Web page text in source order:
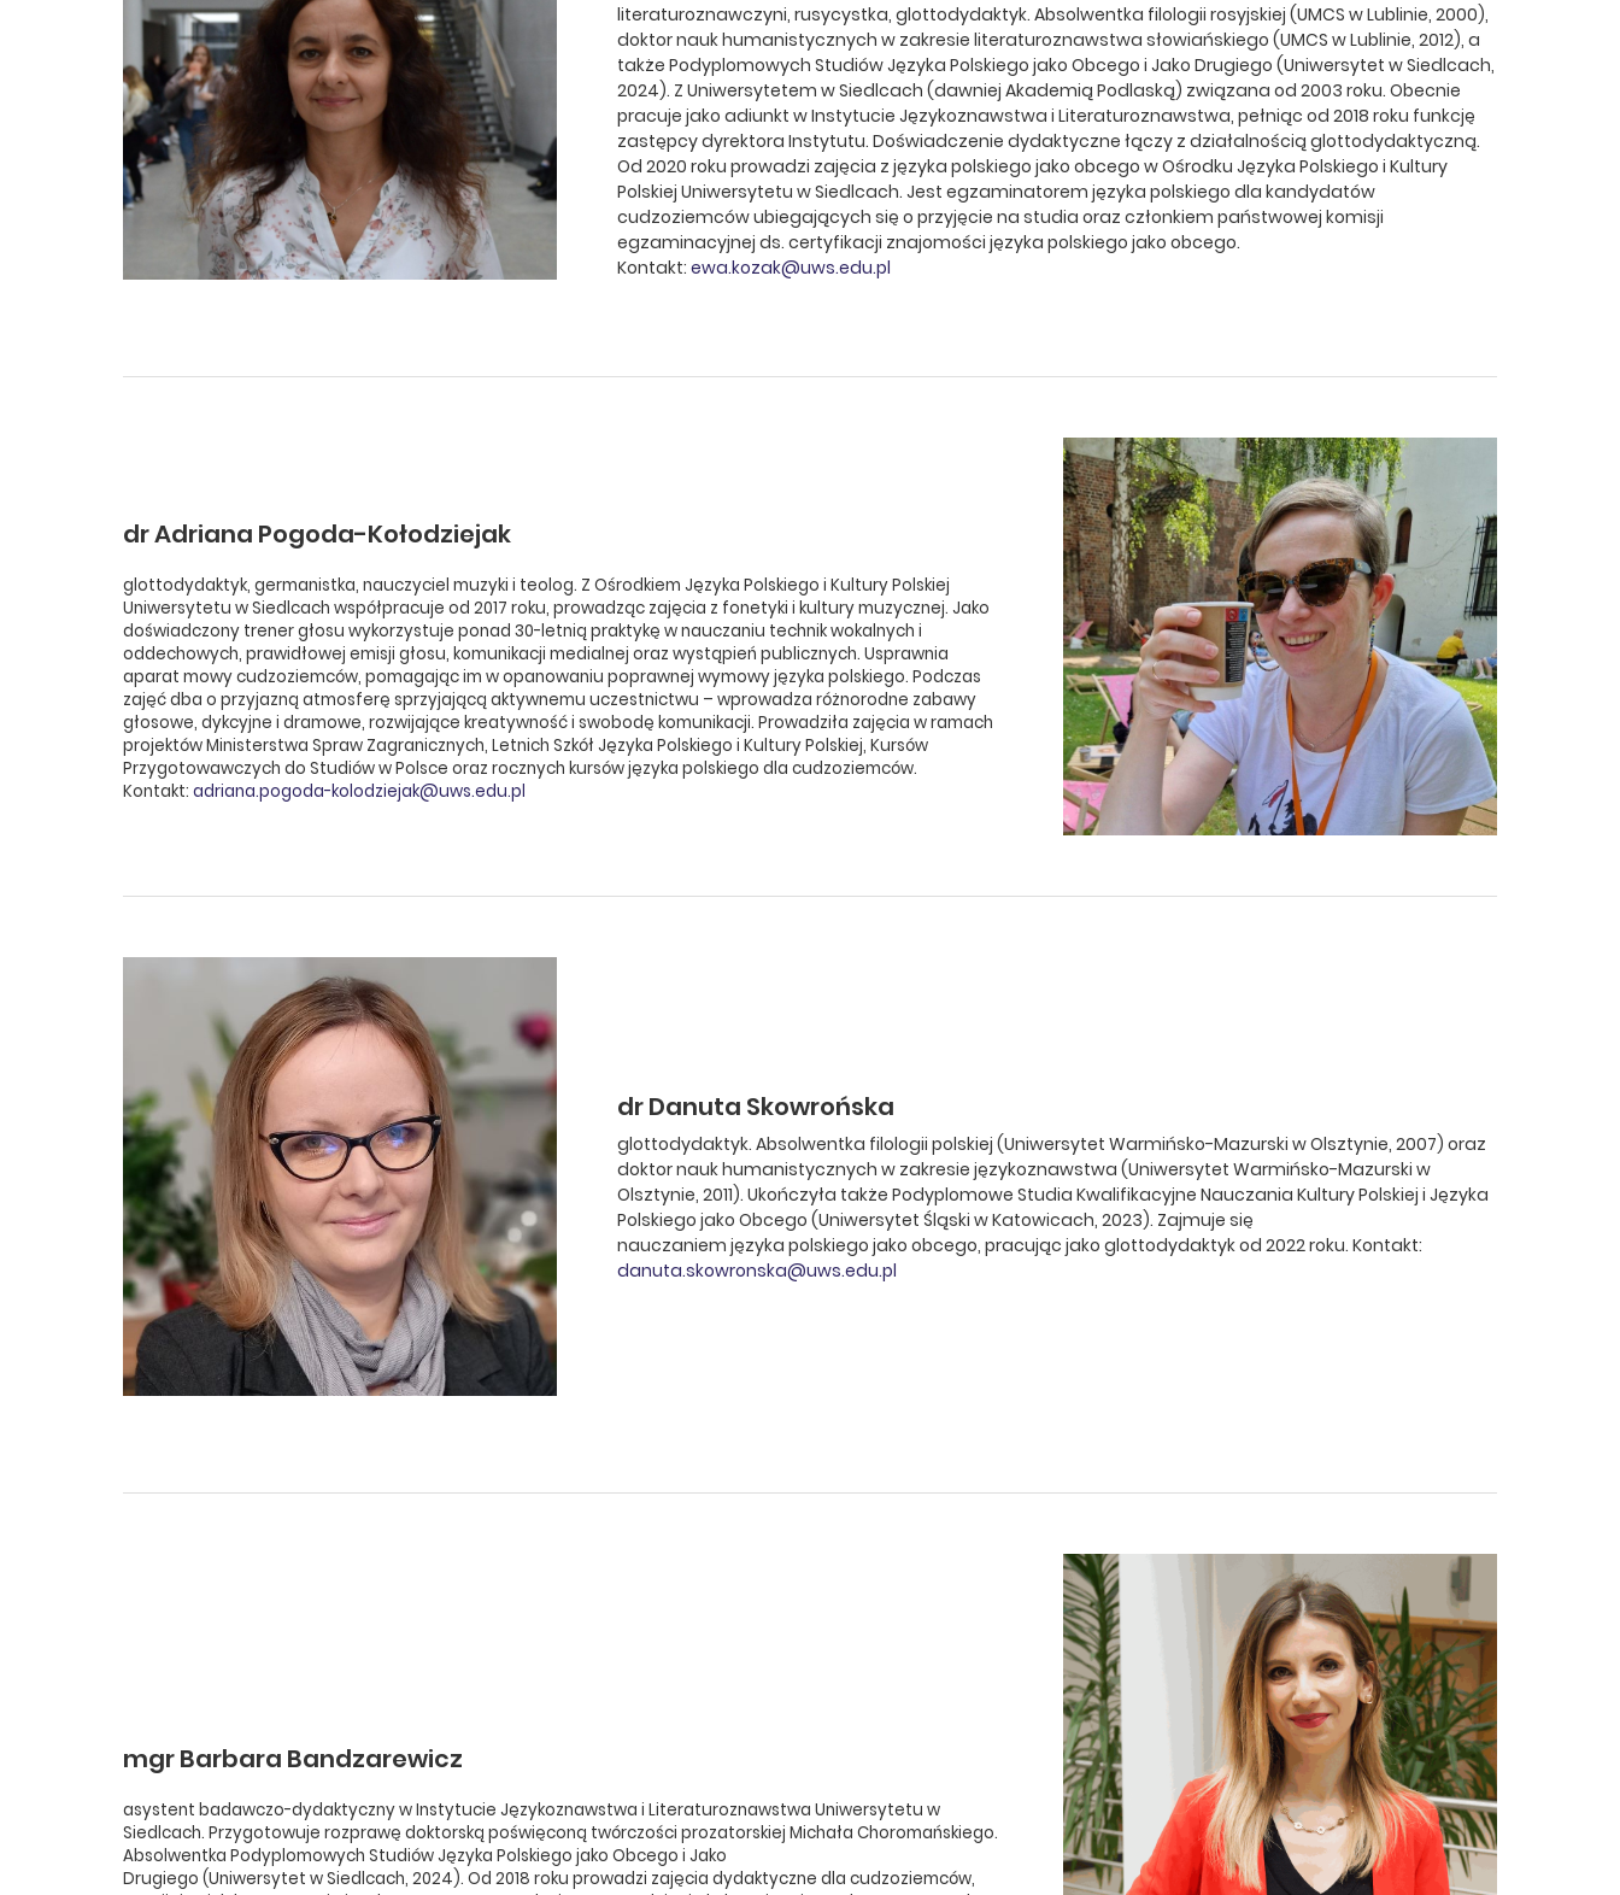
literaturoznawczyni, rusycystka, glottodydaktyk. Absolwentka filologii rosyjskiej (UMCS w Lublinie, 2000),
doktor nauk humanistycznych w zakresie literaturoznawstwa słowiańskiego (UMCS w Lublinie, 2012), a
także Podyplomowych Studiów Języka Polskiego jako Obcego i Jako Drugiego (Uniwersytet w Siedlcach,
2024). Z Uniwersytetem w Siedlcach (dawniej Akademią Podlaską) związana od 2003 roku. Obecnie
pracuje jako adiunkt w Instytucie Językoznawstwa i Literaturoznawstwa, pełniąc od 2018 roku funkcję
zastępcy dyrektora Instytutu. Doświadczenie dydaktyczne łączy z działalnością glottodydaktyczną.
Od 2020 roku prowadzi zajęcia z języka polskiego jako obcego w Ośrodku Języka Polskiego i Kultury
Polskiej Uniwersytetu w Siedlcach. Jest egzaminatorem języka polskiego dla kandydatów
cudzoziemców ubiegających się o przyjęcie na studia oraz członkiem państwowej komisji
egzaminacyjnej ds. certyfikacji znajomości języka polskiego jako obcego.
Kontakt: ewa.kozak@uws.edu.pl
dr Adriana Pogoda-Kołodziejak
glottodydaktyk, germanistka, nauczyciel muzyki i teolog. Z Ośrodkiem Języka Polskiego i Kultury Polskiej
Uniwersytetu w Siedlcach współpracuje od 2017 roku, prowadząc zajęcia z fonetyki i kultury muzycznej. Jako
doświadczony trener głosu wykorzystuje ponad 30-letnią praktykę w nauczaniu technik wokalnych i
oddechowych, prawidłowej emisji głosu, komunikacji medialnej oraz wystąpień publicznych. Usprawnia
aparat mowy cudzoziemców, pomagając im w opanowaniu poprawnej wymowy języka polskiego. Podczas
zajęć dba o przyjazną atmosferę sprzyjającą aktywnemu uczestnictwu – wprowadza różnorodne zabawy
głosowe, dykcyjne i dramowe, rozwijające kreatywność i swobodę komunikacji. Prowadziła zajęcia w ramach
projektów Ministerstwa Spraw Zagranicznych, Letnich Szkół Języka Polskiego i Kultury Polskiej, Kursów
Przygotowawczych do Studiów w Polsce oraz rocznych kursów języka polskiego dla cudzoziemców.
Kontakt: adriana.pogoda-kolodziejak@uws.edu.pl
dr Danuta Skowrońska
glottodydaktyk. Absolwentka filologii polskiej (Uniwersytet Warmińsko-Mazurski w Olsztynie, 2007) oraz
doktor nauk humanistycznych w zakresie językoznawstwa (Uniwersytet Warmińsko-Mazurski w
Olsztynie, 2011). Ukończyła także Podyplomowe Studia Kwalifikacyjne Nauczania Kultury Polskiej i Języka
Polskiego jako Obcego (Uniwersytet Śląski w Katowicach, 2023). Zajmuje się
nauczaniem języka polskiego jako obcego, pracując jako glottodydaktyk od 2022 roku. Kontakt:
danuta.skowronska@uws.edu.pl
mgr Barbara Bandzarewicz
asystent badawczo-dydaktyczny w Instytucie Językoznawstwa i Literaturoznawstwa Uniwersytetu w
Siedlcach. Przygotowuje rozprawę doktorską poświęconą twórczości prozatorskiej Michała Choromańskiego.
Absolwentka Podyplomowych Studiów Języka Polskiego jako Obcego i Jako
Drugiego (Uniwersytet w Siedlcach, 2024). Od 2018 roku prowadzi zajęcia dydaktyczne dla cudzoziemców,